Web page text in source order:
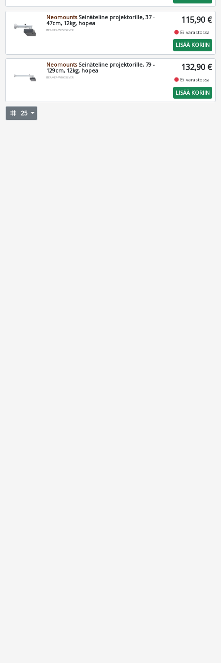
NeomountsSeinäteline projektorille, 37 -
47cm, 12kg, hopea
BEAMER-W050SILVER
115,90 €
fiber_manual_record Ei varastossa
LISÄÄ KORIIN
NeomountsSeinäteline projektorille, 79 -
129cm, 12kg, hopea
BEAMER-W100SILVER
132,90 €
fiber_manual_record Ei varastossa
LISÄÄ KORIIN
tag 25